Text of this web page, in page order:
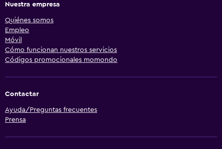
Nuestra empresa
Quiénes somos
Empleo
Móvil
Cómo funcionan nuestros servicios
Códigos promocionales momondo
Contactar
Ayuda/Preguntas frecuentes
Prensa